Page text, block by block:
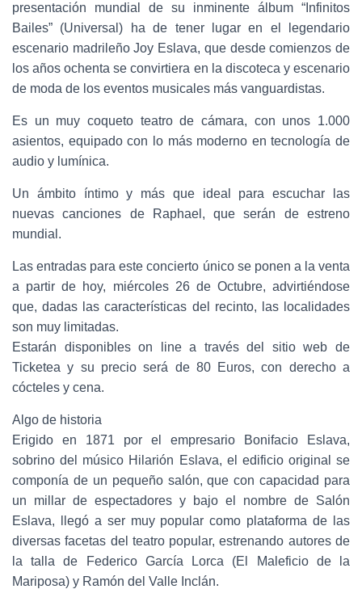
presentación mundial de su inminente álbum “Infinitos
Bailes” (Universal) ha de tener lugar en el legendario
escenario madrileño Joy Eslava, que desde comienzos de
los años ochenta se convirtiera en la discoteca y escenario
de moda de los eventos musicales más vanguardistas.
Es un muy coqueto teatro de cámara, con unos 1.000
asientos, equipado con lo más moderno en tecnología de
audio y lumínica.
Un ámbito íntimo y más que ideal para escuchar las
nuevas canciones de Raphael, que serán de estreno
mundial.
Las entradas para este concierto único se ponen a la venta
a partir de hoy, miércoles 26 de Octubre, advirtiéndose
que, dadas las características del recinto, las localidades
son muy limitadas.
Estarán disponibles on line a través del sitio web de
Ticketea y su precio será de 80 Euros, con derecho a
cócteles y cena.
Algo de historia
Erigido en 1871 por el empresario Bonifacio Eslava,
sobrino del músico Hilarión Eslava, el edificio original se
componía de un pequeño salón, que con capacidad para
un millar de espectadores y bajo el nombre de Salón
Eslava, llegó a ser muy popular como plataforma de las
diversas facetas del teatro popular, estrenando autores de
la talla de Federico García Lorca (El Maleficio de la
Mariposa) y Ramón del Valle Inclán.